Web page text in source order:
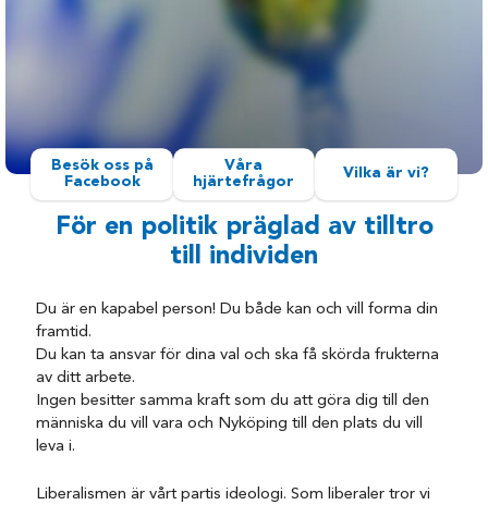
Besök oss på
Facebook
Våra
hjärtefrågor
Vilka är vi?
För en politik präglad av tilltro
till individen
Du är en kapabel person! Du både kan och vill forma din
framtid.
Du kan ta ansvar för dina val och ska få skörda frukterna
av ditt arbete.
Ingen besitter samma kraft som du att göra dig till den
människa du vill vara och Nyköping till den plats du vill
leva i.
Liberalismen är vårt partis ideologi. Som liberaler tror vi